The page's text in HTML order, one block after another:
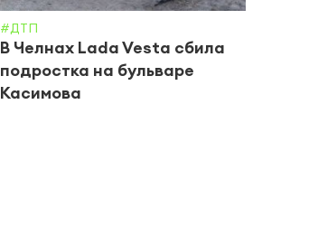
#ДТП
В Челнах Lada Vesta сбила
подростка на бульваре
Касимова